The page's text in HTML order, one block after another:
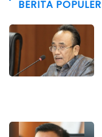
BERITA POPULER